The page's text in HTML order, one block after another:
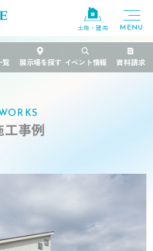
土地・建売
茨城県 魅せるガレージハウス
工事例